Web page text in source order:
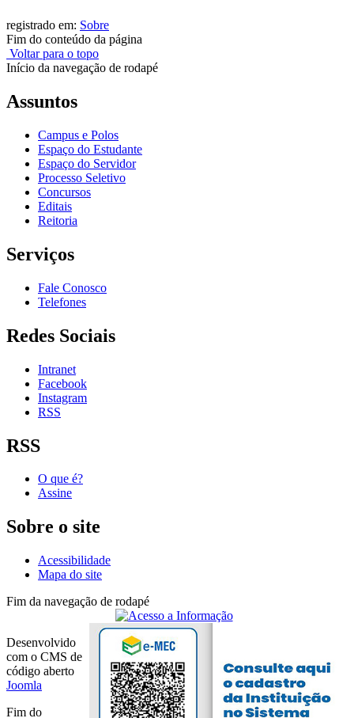
registrado em: Sobre
Fim do conteúdo da página
Voltar para o topo
Início da navegação de rodapé
Assuntos
Campus e Polos
Espaço do Estudante
Espaço do Servidor
Processo Seletivo
Concursos
Editais
Reitoria
Serviços
Fale Conosco
Telefones
Redes Sociais
Intranet
Facebook
Instagram
RSS
RSS
O que é?
Assine
Sobre o site
Acessibilidade
Mapa do site
Fim da navegação de rodapé
Desenvolvido
com o CMS de
código aberto
Joomla
Fim do